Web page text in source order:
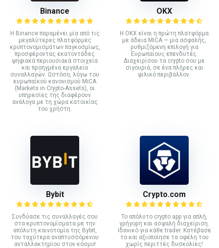
Binance
Η Binance παραμένει μία από τις
μεγαλύτερες πλατφόρμες
κρυπτονομισμάτων παγκοσμίως,
προσφέροντας εκατοντάδες
ψηφιακά περιουσιακά στοιχεία
και προηγμένα εργαλεία
συναλλαγών. Ωστόσο, λόγω του
ευρωπαϊκού κανονισμού MiCA
(Markets in Crypto-Assets), οι
υπηρεσίες της διαφέρουν
ανάλογα με τη χώρα κατοικίας
του χρήστη.
ΟΚΧ
Η OKX είναι η πρώτη πλατφόρμα
με άδεια MiCA — μια ασφαλής,
ρυθμιζόμενη επιλογή για
Ευρωπαίους επενδυτές.
Διαχειρίσου τα crypto σου με
σιγουριά, σε ένα πλήρες και
φιλικό περιβάλλον.
Bybit
Συνδύασε τις συναλλαγές σου
στα κρυπτονομίσματα με την
απόλυτη καινοτομία της Bybit,
του ταχύτερα αναπτυσσόμενου
ανταλλακτηρίου στον κόσμο!
Crypto.com
Το απόλυτο crypto app για απλή,
γρήγορη και ασφαλή διαχείριση.
Ιδανικό για κάθε trader. Κατέβασε
το και αξιοποίησε τα οφέλη του
χωρίς περιττές δυσκολίες!